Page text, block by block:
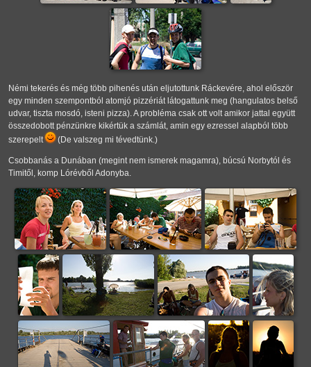
Némi tekerés és még több pihenés után eljutottunk Ráckevére, ahol először
egy minden szempontból atomjó pizzériát látogattunk meg (hangulatos belső
udvar, tiszta mosdó, isteni pizza). A probléma csak ott volt amikor jattal együtt
összedobott pénzünkre kikértük a számlát, amin egy ezressel alapból több
szerepelt
(De valszeg mi tévedtünk.)
Csobbanás a Dunában (megint nem ismerek magamra), búcsú Norbytól és
Timitől, komp Lórévből Adonyba.